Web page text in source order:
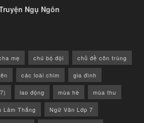
Ngụ Ngôn
mẹ chú bộ đội chủ đề côn trùng
các loài chim gia đình
lao động mùa hè mùa thu
Lãm Thắng Ngữ Văn Lớp 7